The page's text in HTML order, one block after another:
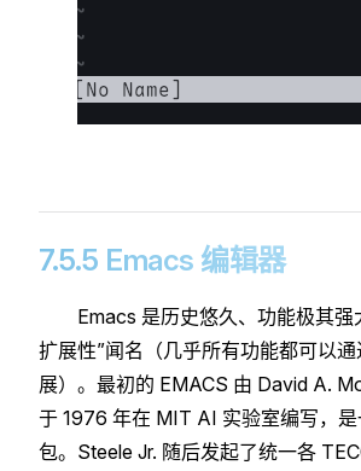
7.5.5 Emacs 编辑器
Emacs 是历史悠久、功能极其
扩展性”闻名（几乎所有功能都可以
展）。最初的 EMACS 由 David A.
于 1976 年在 MIT AI 实验室编写，
包。Steele Jr. 随后发起了统一各